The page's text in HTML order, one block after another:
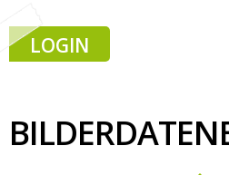
LOGIN